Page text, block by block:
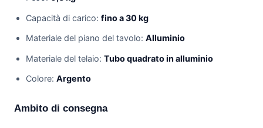
Capacità di carico: fino a 30 kg
Materiale del piano del tavolo: Alluminio
Materiale del telaio: Tubo quadrato in alluminio
Colore: Argento
Ambito di consegna